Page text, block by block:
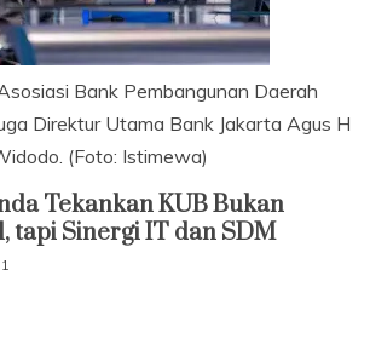
Bank Pembangunan Daerah
Direktur Utama Bank Jakarta Agus H
(Foto: Istimewa)
Tekankan KUB Bukan
tapi Sinergi IT dan SDM